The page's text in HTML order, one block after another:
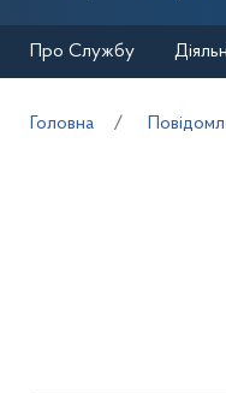
Про Службу
Головна